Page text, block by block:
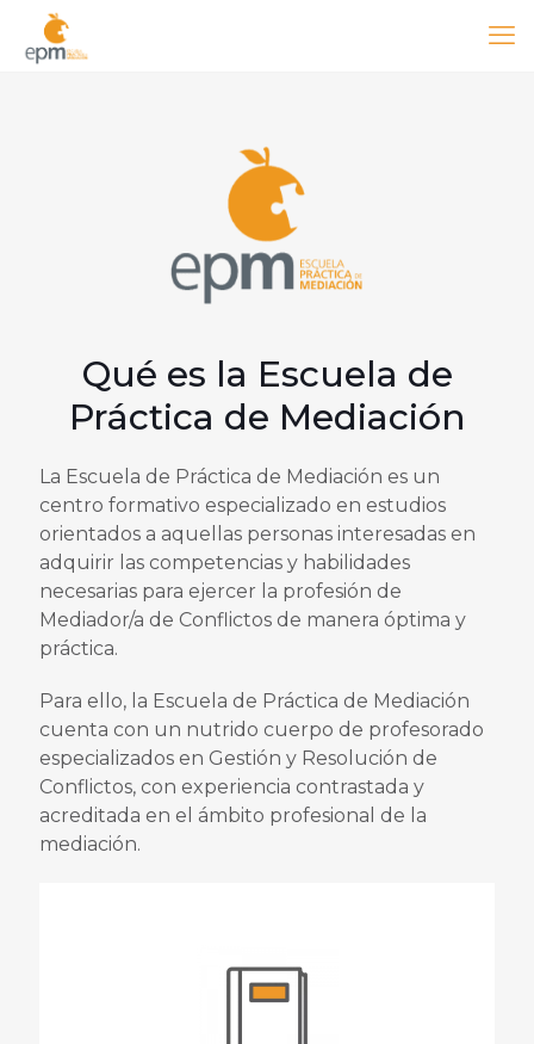
Qué es la Escuela de
Práctica de Mediación
La Escuela de Práctica de Mediación es un
centro formativo especializado en estudios
orientados a aquellas personas interesadas en
adquirir las competencias y habilidades
necesarias para ejercer la profesión de
Mediador/a de Conflictos de manera óptima y
práctica.
Para ello, la Escuela de Práctica de Mediación
cuenta con un nutrido cuerpo de profesorado
especializados en Gestión y Resolución de
Conflictos, con experiencia contrastada y
acreditada en el ámbito profesional de la
mediación.